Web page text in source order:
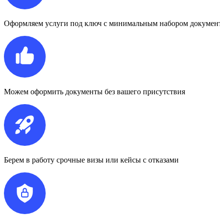
Оформляем услуги под ключ с минимальным набором
Можем оформить документы без вашего присутствия
Берем в работу срочные визы или кейсы с отказами